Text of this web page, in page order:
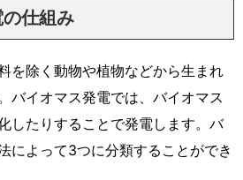
仕組み
を除く動物や植物などから生まれ
バイオマス発電では、バイオマス
したりすることで発電します。バ
によって3つに分類することができ